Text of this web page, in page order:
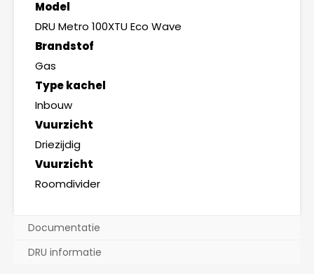
Model
DRU Metro 100XTU Eco Wave
Brandstof
Gas
Type kachel
Inbouw
Vuurzicht
Driezijdig
Vuurzicht
Roomdivider
Documentatie
DRU informatie